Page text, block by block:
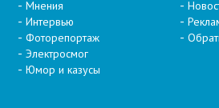
Мнения
Интервью
Фоторепортаж
Электросмог
Юмор и казусы